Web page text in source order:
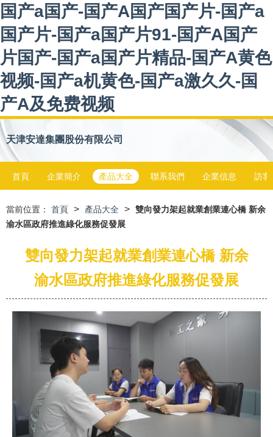
国产a国产-国产A国产国产片-国产a
国产片-国产a国产片91-国产A国产
片国产-国产a国产片精品-国产A黄色
视频-国产a机黄色-国产a激久久-国
产A及免费视频
天津安達集團股份有限公司
首頁 企業簡介 產品大全 聯系我們 企業信息 訪客
當前位置： 首頁 > 產品大全 > 雙向發力架起就業創業連心橋 新余
渝水區政府推進綠化服務促發展
雙向發力架起就業創業連心橋 新余
渝水區政府推進綠化服務促發展